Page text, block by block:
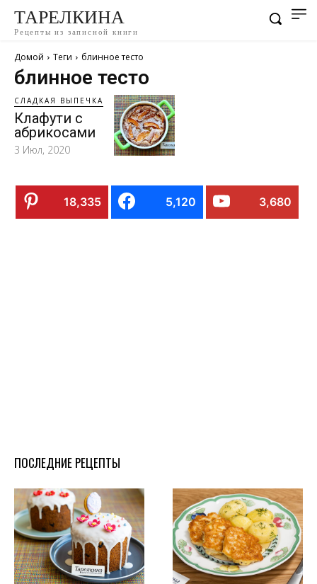
ТАРЕЛКИНА
Рецепты из записной книги
Домой Теги блинное тесто
блинное тесто
СЛАДКАЯ ВЫПЕЧКА
Клафути с
абрикосами
3 Июл, 2020
18,335 5,120 3,680
ПОСЛЕДНИЕ РЕЦЕПТЫ